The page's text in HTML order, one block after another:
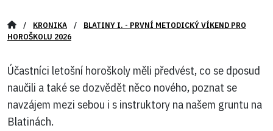
/ KRONIKA /
BLATINY I. - PRVNÍ METODICKÝ VÍKEND PRO
HOROŠKOLU 2026
Účastníci letošní horoškoly měli předvést, co se dposud
naučili a také se dozvědět něco nového, poznat se
navzájem mezi sebou i s instruktory na našem gruntu na
Blatinách.